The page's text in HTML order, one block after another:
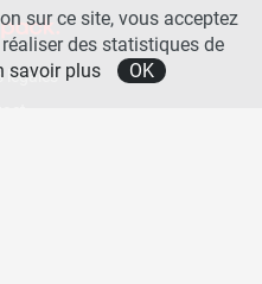
légales
sur ce site, vous acceptez
des statistiques de
savoir plus OK